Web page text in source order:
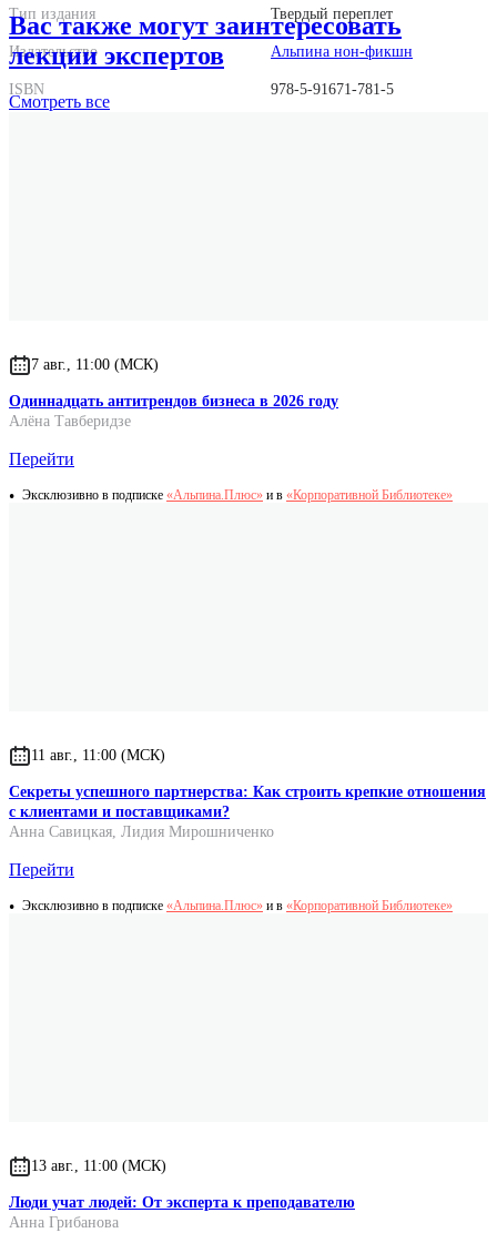
Тип издания Твердый переплет
Издательство Альпина нон-фикшн
ISBN 978-5-91671-781-5
Вас также могут заинтересовать
лекции экспертов
Смотреть все
7 авг., 11:00 (МСК)
Одиннадцать антитрендов бизнеса в 2026 году
Алёна Тавберидзе
Перейти
Эксклюзивно в подписке «Альпина.Плюс» и в «Корпоративной Библиотеке»
11 авг., 11:00 (МСК)
Секреты успешного партнерства: Как строить крепкие отношения
с клиентами и поставщиками?
Анна Савицкая, Лидия Мирошниченко
Перейти
Эксклюзивно в подписке «Альпина.Плюс» и в «Корпоративной Библиотеке»
13 авг., 11:00 (МСК)
Люди учат людей: От эксперта к преподавателю
Анна Грибанова